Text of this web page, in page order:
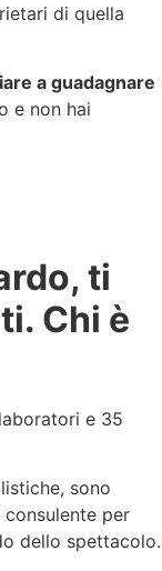
di quella
a guadagnare
e non hai
ti
Chi è
e 35
sono
per
dello spettacolo.